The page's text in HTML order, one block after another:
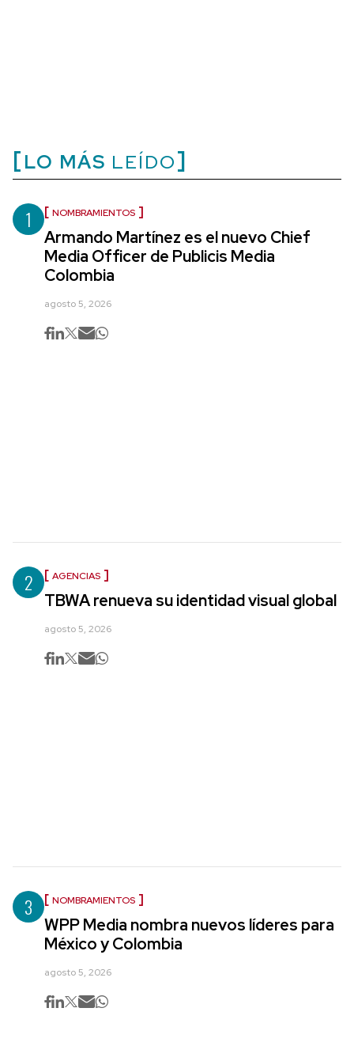
LO MÁS LEÍDO
1 NOMBRAMIENTOS
Armando Martínez es el nuevo Chief
Media Officer de Publicis Media
Colombia
agosto 5, 2026
2 AGENCIAS
TBWA renueva su identidad visual global
agosto 5, 2026
3 NOMBRAMIENTOS
WPP Media nombra nuevos líderes para
México y Colombia
agosto 5, 2026